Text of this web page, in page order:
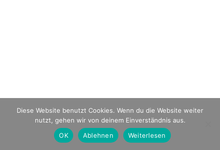
Diese Website benutzt Cookies. Wenn du die Website weiter
nutzt, gehen wir von deinem Einverständnis aus.
OK
Ablehnen Weiterlesen